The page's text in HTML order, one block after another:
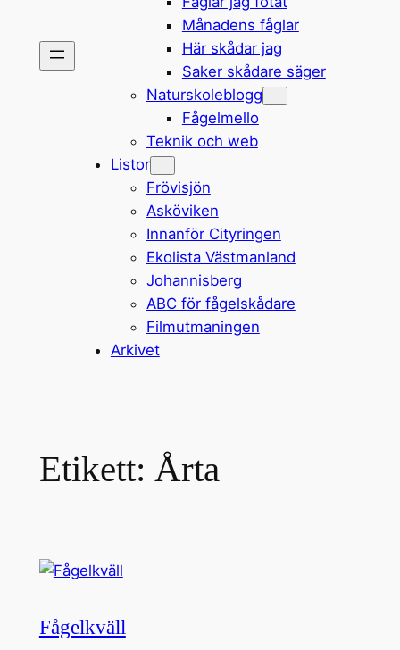
Månadens fåglar
Här skådar jag
Saker skådare säger
Naturskoleblogg
Fågelmello
Teknik och web
Listor
Frövisjön
Asköviken
Innanför Cityringen
Ekolista Västmanland
Johannisberg
ABC för fågelskådare
Filmutmaningen
Arkivet
Etikett: Årta
Fågelkväll